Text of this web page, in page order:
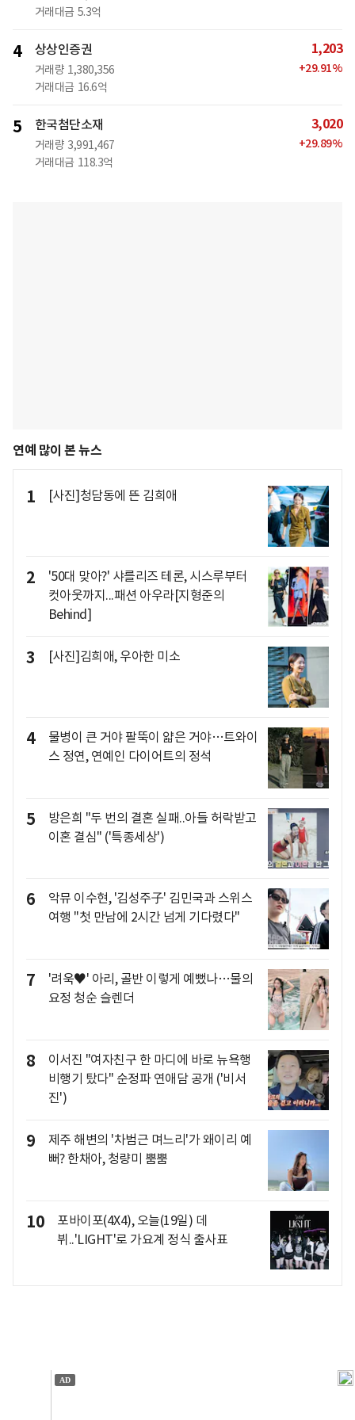
거래대금 5.3억
4 상상인증권
거래량 1,380,356
거래대금 16.6억
1,203
+29.91%
5 한국첨단소재
거래량 3,991,467
거래대금 118.3억
3,020
+29.89%
연예 많이 본 뉴스
1 [사진]청담동에 뜬 김희애
2
'50대 맞아?' 샤를리즈 테론, 시스루부터
컷아웃까지...패션 아우라[지형준의
Behind]
3 [사진]김희애, 우아한 미소
4
물병이 큰 거야 팔뚝이 얇은 거야…트와이
스 정연, 연예인 다이어트의 정석
5
방은희 "두 번의 결혼 실패..아들 허락받고
이혼 결심" ('특종세상')
6
악뮤 이수현, '김성주子' 김민국과 스위스
여행 "첫 만남에 2시간 넘게 기다렸다"
7
'려욱♥' 아리, 골반 이렇게 예뻤나…물의
요정 청순 슬렌더
8
이서진 "여자친구 한 마디에 바로 뉴욕행
비행기 탔다" 순정파 연애담 공개 ('비서
진')
9
제주 해변의 '차범근 며느리'가 왜이리 예
뻐? 한채아, 청량미 뿜뿜
10
포바이포(4X4), 오늘(19일) 데
뷔..'LIGHT'로 가요계 정식 출사표